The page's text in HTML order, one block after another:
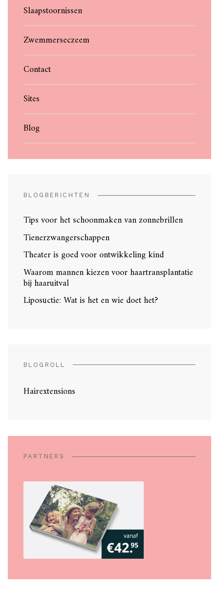
Slaapstoornissen
Zwemmerseczeem
Contact
Sites
Blog
BLOGBERICHTEN
Tips voor het schoonmaken van zonnebrillen
Tienerzwangerschappen
Theater is goed voor ontwikkeling kind
Waarom mannen kiezen voor haartransplantatie
bij haaruitval
Liposuctie: Wat is het en wie doet het?
BLOGROLL
Hairextensions
PARTNERS